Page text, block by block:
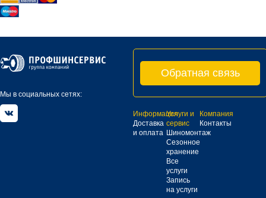
Мы в социальных сетях:
Обратная связь
Информация
Доставка
и оплата
Услуги и
сервис
Шиномонтаж
Сезонное
хранение
Все
услуги
Запись
на услуги
Компания
Контакты